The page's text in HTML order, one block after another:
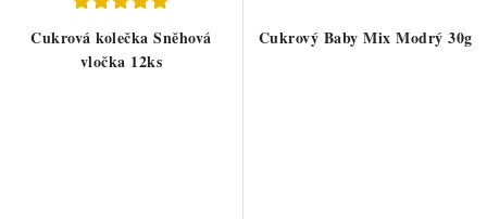
Cukrová kolečka Sněhová
vločka 12ks
Cukrový Baby Mix Modrý 30g